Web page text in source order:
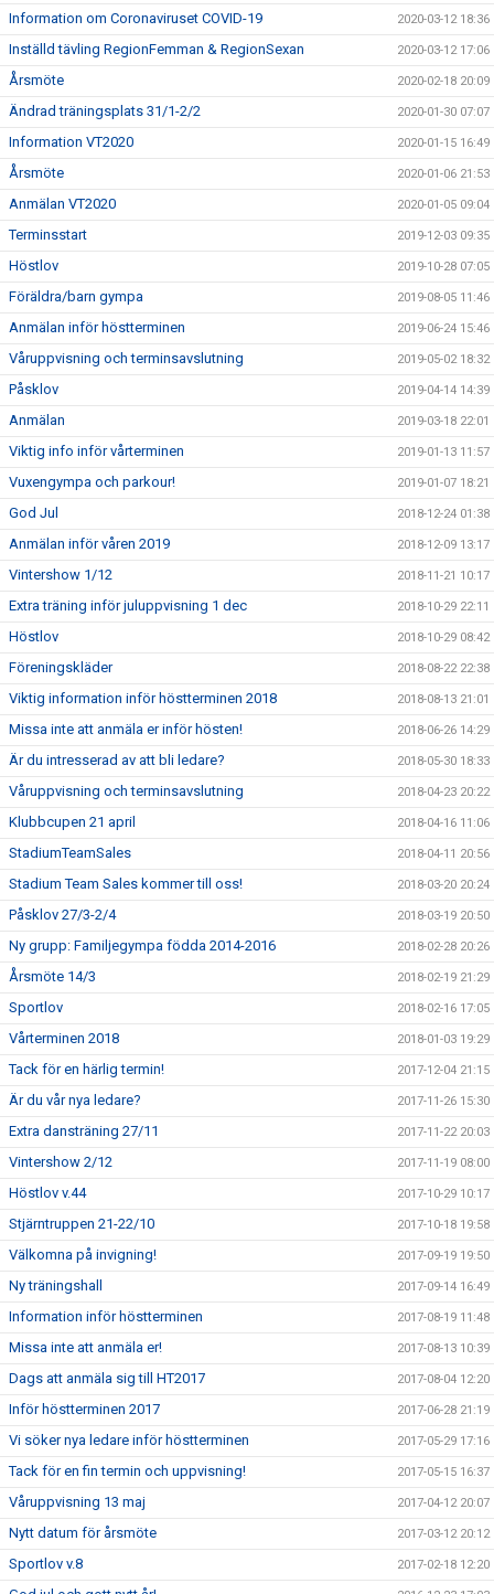
Information om Coronaviruset COVID-19 2020-03-12 18:36
Inställd tävling RegionFemman & RegionSexan 2020-03-12 17:06
Årsmöte 2020-02-18 20:09
Ändrad träningsplats 31/1-2/2 2020-01-30 07:07
Information VT2020 2020-01-15 16:49
Årsmöte 2020-01-06 21:53
Anmälan VT2020 2020-01-05 09:04
Terminsstart 2019-12-03 09:35
Höstlov 2019-10-28 07:05
Föräldra/barn gympa 2019-08-05 11:46
Anmälan inför höstterminen 2019-06-24 15:46
Våruppvisning och terminsavslutning 2019-05-02 18:32
Påsklov 2019-04-14 14:39
Anmälan 2019-03-18 22:01
Viktig info inför vårterminen 2019-01-13 11:57
Vuxengympa och parkour! 2019-01-07 18:21
God Jul 2018-12-24 01:38
Anmälan inför våren 2019 2018-12-09 13:17
Vintershow 1/12 2018-11-21 10:17
Extra träning inför juluppvisning 1 dec 2018-10-29 22:11
Höstlov 2018-10-29 08:42
Föreningskläder 2018-08-22 22:38
Viktig information inför höstterminen 2018 2018-08-13 21:01
Missa inte att anmäla er inför hösten! 2018-06-26 14:29
Är du intresserad av att bli ledare? 2018-05-30 18:33
Våruppvisning och terminsavslutning 2018-04-23 20:22
Klubbcupen 21 april 2018-04-16 11:06
StadiumTeamSales 2018-04-11 20:56
Stadium Team Sales kommer till oss! 2018-03-20 20:24
Påsklov 27/3-2/4 2018-03-19 20:50
Ny grupp: Familjegympa födda 2014-2016 2018-02-28 20:26
Årsmöte 14/3 2018-02-19 21:29
Sportlov 2018-02-16 17:05
Vårterminen 2018 2018-01-03 19:29
Tack för en härlig termin! 2017-12-04 21:15
Är du vår nya ledare? 2017-11-26 15:30
Extra dansträning 27/11 2017-11-22 20:03
Vintershow 2/12 2017-11-19 08:00
Höstlov v.44 2017-10-29 10:17
Stjärntruppen 21-22/10 2017-10-18 19:58
Välkomna på invigning! 2017-09-19 19:50
Ny träningshall 2017-09-14 16:49
Information inför höstterminen 2017-08-19 11:48
Missa inte att anmäla er! 2017-08-13 10:39
Dags att anmäla sig till HT2017 2017-08-04 12:20
Inför höstterminen 2017 2017-06-28 21:19
Vi söker nya ledare inför höstterminen 2017-05-29 17:16
Tack för en fin termin och uppvisning! 2017-05-15 16:37
Våruppvisning 13 maj 2017-04-12 20:07
Nytt datum för årsmöte 2017-03-12 20:12
Sportlov v.8 2017-02-18 12:20